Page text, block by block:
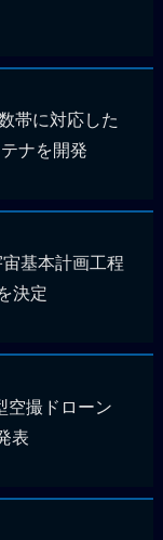
帯に対応した
ナを開発
基本計画工程
決定
空撮ドローン
表